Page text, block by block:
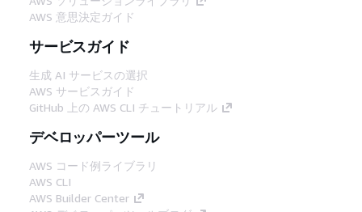
AWS 意思決定ガイド
サービスガイド
生成 AI サービスの選択
AWS サービスガイド
GitHub 上の AWS CLI チュートリアル
デベロッパーツール
AWS コード例ライブラリ
AWS CLI
AWS Builder Center